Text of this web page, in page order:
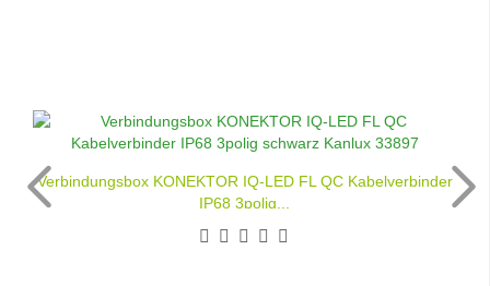
Verbindungsbox KONEKTOR IQ-LED FL QC Kabelverbinder
IP68 3polig...